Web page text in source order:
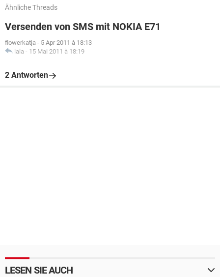
Ähnliche Threads
Versenden von SMS mit NOKIA E71
flowerkatja - 5 Apr 2011 à 18:13
lala - 15 Mai 2011 à 18:19
2 Antworten
LESEN SIE AUCH